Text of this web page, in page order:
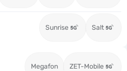
Sunrise Salt
Megafon ZET-Mobile